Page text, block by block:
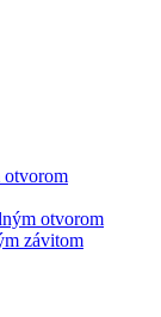
otvorom
otvorom
závitom